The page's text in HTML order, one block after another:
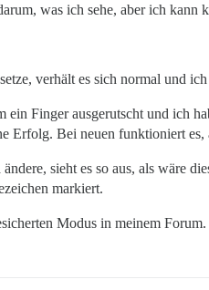
was ich sehe, aber ich
verhält es sich normal und
ein Finger ausgerutscht und ich
Erfolg. Bei neuen funktioniert
sieht es so aus, als wäre
markiert.
Modus in meinem